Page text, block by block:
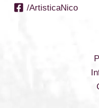
/ArtisticaNico